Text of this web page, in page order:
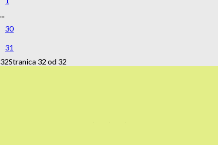
...
30
31
32Stranica 32 od 32